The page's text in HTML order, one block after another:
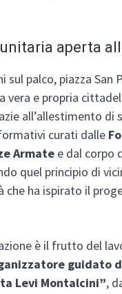
aperta
sul palco, piazza San
vera e propria
all’allestimento di
curati dalle
Armate e dal corpo
quel principio di
che ha ispirato il
è il frutto del
guidato
Levi Montalcini”,